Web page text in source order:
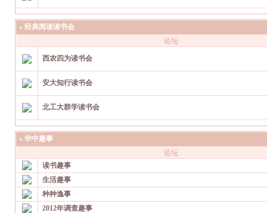
» 经典阅读读书会
论坛
西农四为读书会
安大知行读书会
北工大群学读书会
» 华中趣事
论坛
读书趣事
生活趣事
种种逸事
2012年调查趣事